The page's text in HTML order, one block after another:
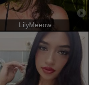
LilyMeeow